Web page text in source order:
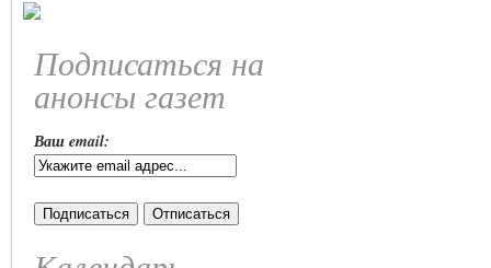
Подписаться на
анонсы газет
Ваш email: